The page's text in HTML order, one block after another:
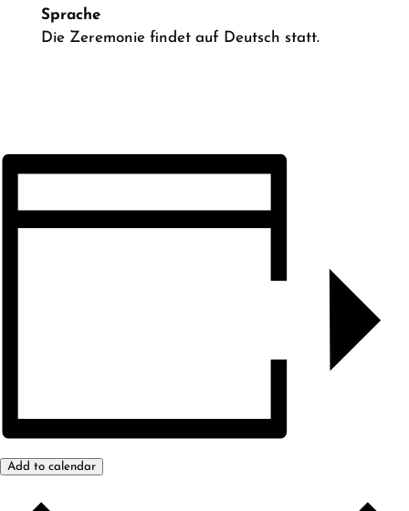
Sprache
Die Zeremonie findet auf Deutsch statt.
Add to calendar